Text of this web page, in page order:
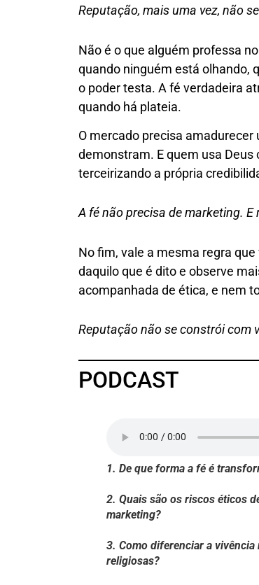
Reputação, mais uma vez, não
Não é o que alguém professa
quando ninguém está olhando,
o poder testa. A fé verdadeira
quando há plateia.
O mercado precisa
demonstram. E quem usa
terceirizando a própria
A fé não precisa de marketing.
No fim, vale a mesma regra
daquilo que é dito e observe
acompanhada de ética, e nem
Reputação não se constrói com
PODCAST
1. De que forma a fé é
2. Quais são os riscos éticos
marketing?
3. Como diferenciar a
religiosas?